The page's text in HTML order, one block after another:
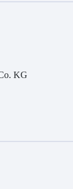
KG